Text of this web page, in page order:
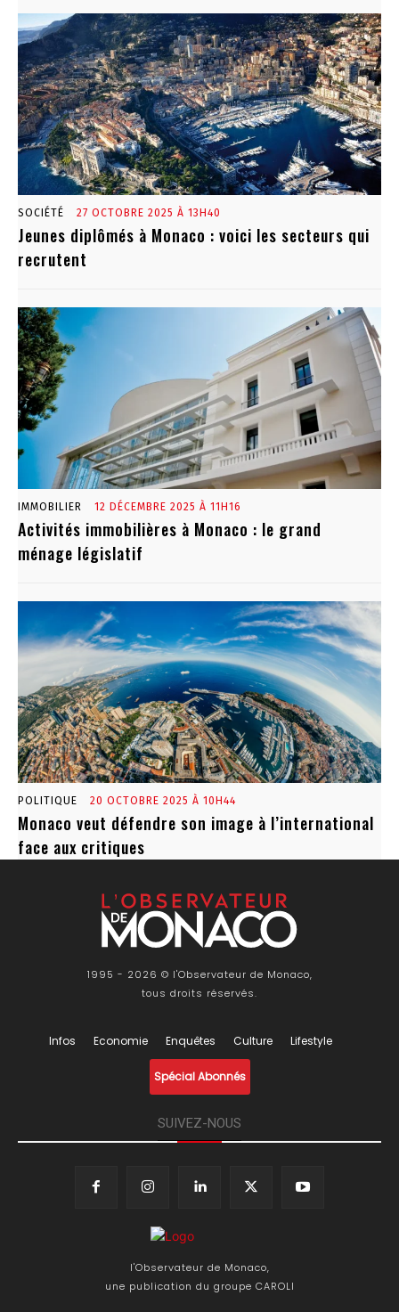
SOCIÉTÉ 27 OCTOBRE 2025 À 13H40
Jeunes diplômés à Monaco : voici les secteurs qui
recrutent
IMMOBILIER 12 DÉCEMBRE 2025 À 11H16
Activités immobilières à Monaco : le grand
ménage législatif
POLITIQUE 20 OCTOBRE 2025 À 10H44
Monaco veut défendre son image à l’international
face aux critiques
1995 - 2026 © l'Observateur de Monaco,
tous droits réservés.
Infos Economie Enquêtes Culture Lifestyle
Spécial Abonnés
SUIVEZ-NOUS
l'Observateur de Monaco,
une publication du groupe CAROLI